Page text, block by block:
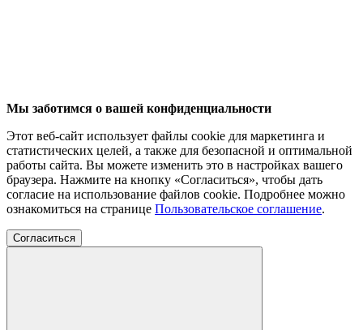
Мы заботимся о вашей конфиденциальности
Этот веб-сайт использует файлы cookie для маркетинга и
статистических целей, а также для безопасной и оптимальной
работы сайта. Вы можете изменить это в настройках вашего
браузера. Нажмите на кнопку «Согласиться», чтобы дать
согласие на использование файлов cookie. Подробнее можно
ознакомиться на странице Пользовательское соглашение.
Согласиться